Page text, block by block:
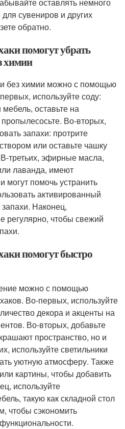
сувениров и других
обратно.
помогут убрать
химии
без химии можно с помощью
используйте соду:
оставьте на
Во-вторых,
запахи: протрите
или оставьте чашку
третьих, эфирные масла,
лаванда, имеют
могут помочь устранить
активированный
Наконец,
регулярно, чтобы свежий
помогут быстро
можно с помощью
Во-первых, используйте
декора и акценты на
Во-вторых, добавьте
пространство, но и
используйте светильники
уютную атмосферу. Также
картины, чтобы добавить
используйте
такую как складной стол
чтобы сэкономить